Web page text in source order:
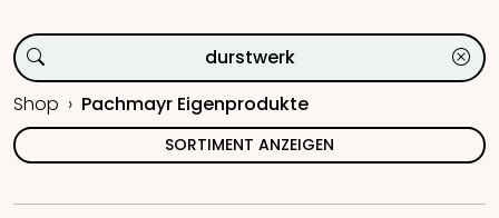
Shop Pachmayr Eigenprodukte
SORTIMENT ANZEIGEN